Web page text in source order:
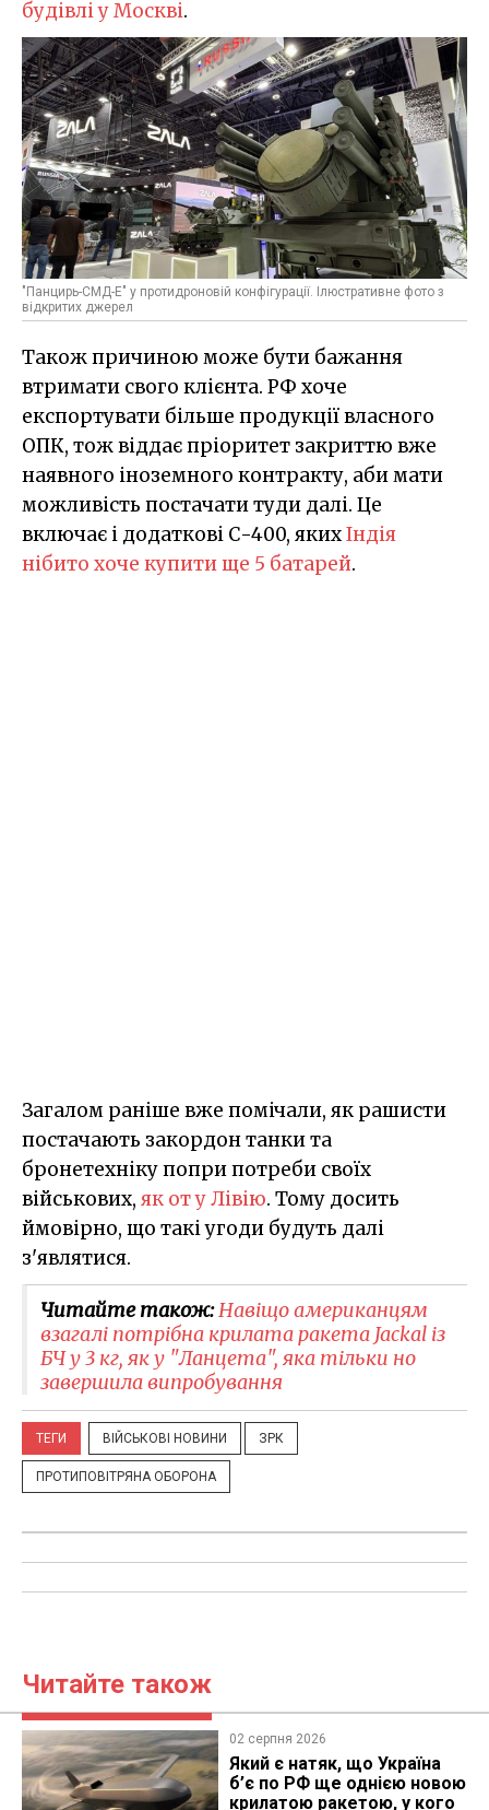
будівлі у Москві.
"Панцирь-СМД-Е" у протидроновій конфігурації. Ілюстративне фото з
відкритих джерел
Також причиною може бути бажання
втримати свого клієнта. РФ хоче
експортувати більше продукції власного
ОПК, тож віддає пріоритет закриттю вже
наявного іноземного контракту, аби мати
можливість постачати туди далі. Це
включає і додаткові С-400, якихІндія
нібито хоче купити ще 5 батарей.
Загалом раніше вже помічали, як рашисти
постачають закордон танки та
бронетехніку попри потреби своїх
військових, як от у Лівію. Тому досить
ймовірно, що такі угоди будуть далі
з'являтися.
Читайте також:Навіщо американцям
взагалі потрібна крилата ракета Jackal із
БЧ у 3 кг, як у "Ланцета", яка тільки но
завершила випробування
ТЕГИ ВІЙСЬКОВІ НОВИНИ ЗРК
ПРОТИПОВІТРЯНА ОБОРОНА
Читайте також
02 серпня 2026
Який є натяк, що Україна
б’є по РФ ще однією новою
крилатою ракетою, у кого